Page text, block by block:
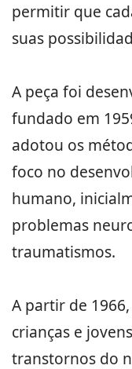
permitir que
suas
A peça foi
fundado em
adotou os
foco no
humano,
problemas
traumatismos.
A partir de
crianças e
transtornos do